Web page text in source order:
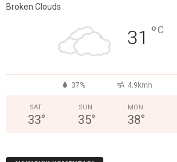
Broken Clouds
31 °C
37% 4.9kmh
SAT
33°
SUN
35°
MON
38°